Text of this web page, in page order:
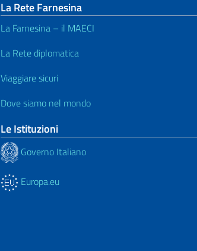
La Rete Farnesina
La Farnesina – il MAECI
La Rete diplomatica
Viaggiare sicuri
Dove siamo nel mondo
Le Istituzioni
Governo Italiano
Europa.eu